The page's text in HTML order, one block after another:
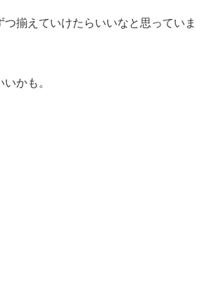
揃えていけたらいいなと思っていま
かも。